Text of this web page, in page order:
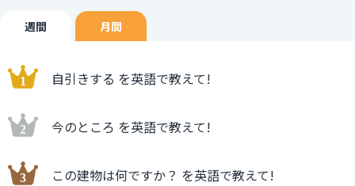
週間 月間
自引きする を英語で教えて!
今のところ を英語で教えて!
この建物は何ですか？ を英語で教えて!